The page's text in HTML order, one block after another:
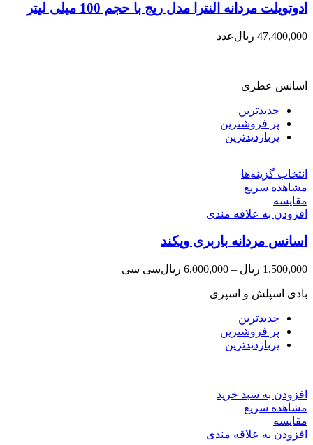
ادوتویلت مردانه النترا مدل ریج با حجم 100 میلی لیتر
47,400,000 ریالعدد
اسانس عطری
جدیدترین
پر فروشترین
پربازدیدترین
انتخاب گزینه‌ها
مشاهده سریع
مقایسه
افزودن به علاقه مندی
اسانس مردانه باربری ویکند
1,500,000 ریال –
6,000,000 ریالسی سی
بادی اسپلش و اسپری
جدیدترین
پر فروشترین
پربازدیدترین
افزودن به سبد خرید
مشاهده سریع
مقایسه
افزودن به علاقه مندی